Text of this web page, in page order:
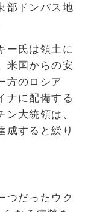
部ドンバス地
ー氏は領土に
米国からの安
方のロシア
ナに配備する
大統領は、
成すると繰り
つだったウク